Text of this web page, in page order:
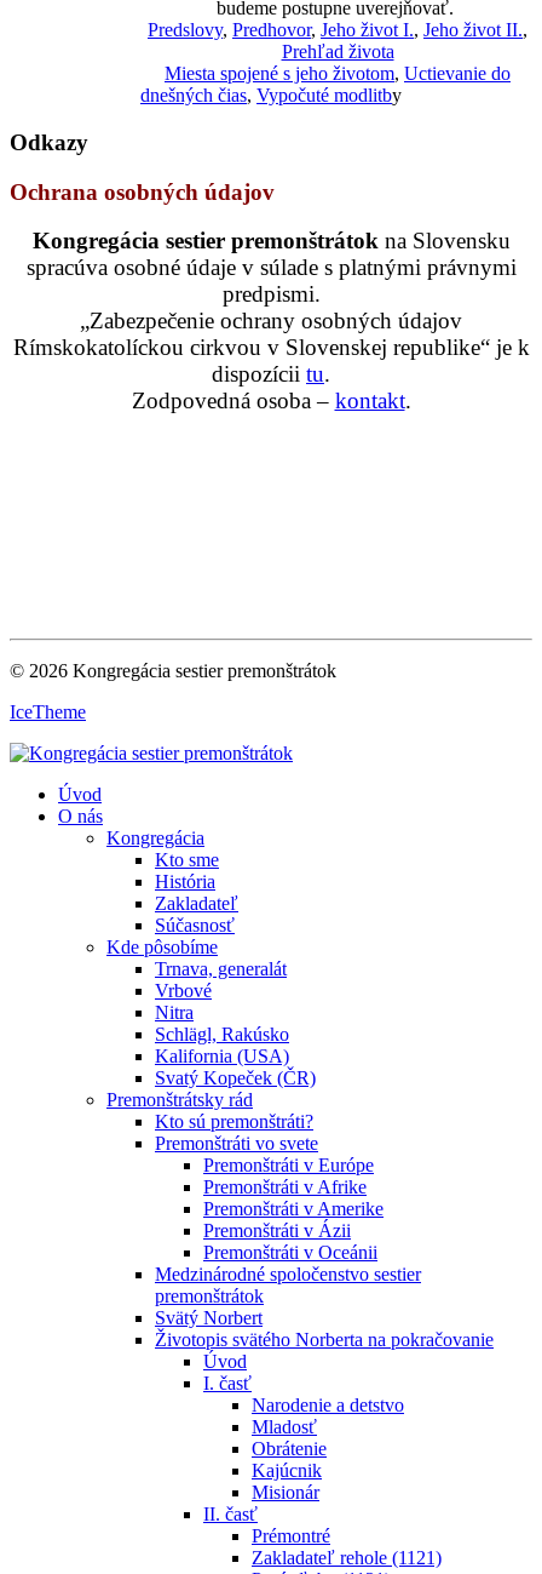
budeme postupne uverejňovať.
Predslovy, Predhovor, Jeho život I., Jeho život II.,
Prehľad života
Miesta spojené s jeho životom, Uctievanie do
dnešných čias, Vypočuté modlitby
Odkazy
Ochrana osobných údajov
Kongregácia sestier premonštrátok na Slovensku
spracúva osobné údaje v súlade s platnými právnymi
predpismi.
„Zabezpečenie ochrany osobných údajov
Rímskokatolíckou cirkvou v Slovenskej republike“ je k
dispozícii tu.
Zodpovedná osoba – kontakt.
© 2026 Kongregácia sestier premonštrátok
IceTheme
Úvod
O nás
Kongregácia
Kto sme
História
Zakladateľ
Súčasnosť
Kde pôsobíme
Trnava, generalát
Vrbové
Nitra
Schlägl, Rakúsko
Kalifornia (USA)
Svatý Kopeček (ČR)
Premonštrátsky rád
Kto sú premonštráti?
Premonštráti vo svete
Premonštráti v Európe
Premonštráti v Afrike
Premonštráti v Amerike
Premonštráti v Ázii
Premonštráti v Oceánii
Medzinárodné spoločenstvo sestier
premonštrátok
Svätý Norbert
Životopis svätého Norberta na pokračovanie
Úvod
I. časť
Narodenie a detstvo
Mladosť
Obrátenie
Kajúcnik
Misionár
II. časť
Prémontré
Zakladateľ rehole (1121)